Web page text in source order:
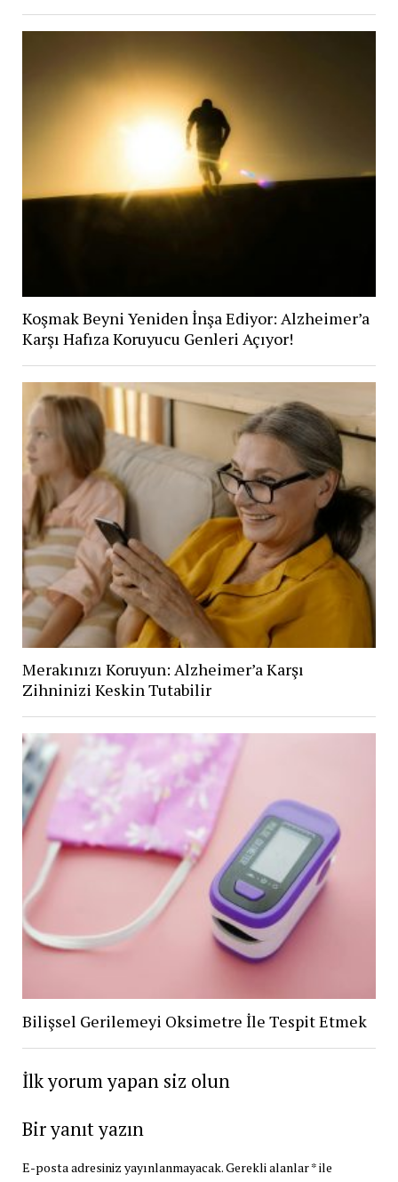
Koşmak Beyni Yeniden İnşa Ediyor: Alzheimer’a
Karşı Hafıza Koruyucu Genleri Açıyor!
Merakınızı Koruyun: Alzheimer’a Karşı
Zihninizi Keskin Tutabilir
Bilişsel Gerilemeyi Oksimetre İle Tespit Etmek
İlk yorum yapan siz olun
Bir yanıt yazın
E-posta adresiniz yayınlanmayacak.Gerekli alanlar*ile